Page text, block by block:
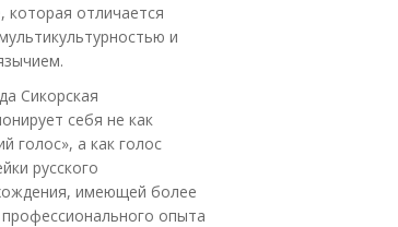
которая отличается
и
Сикорская
себя не как
голос», а как голос
русского
имеющей более
опыта